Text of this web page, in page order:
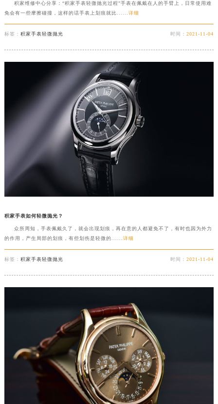
积家维修中心分享：“积家手表轻微抛光过程”手表在佩戴在人的手臂上，日常使用难
免会有一些摩擦碰撞，这样的话手表上划痕就比......详细
标签： 积家手表轻微抛光 时间：2021-11-04
积家手表如何轻微抛光？
众所周知，手表佩戴久了，就会出现划痕，再在意的人都避免不了，有时也因为外力
的作用，产生局部的划痕，有些划伤是轻微的...... 详细
标签： 积家手表轻微抛光 时间：2021-11-04